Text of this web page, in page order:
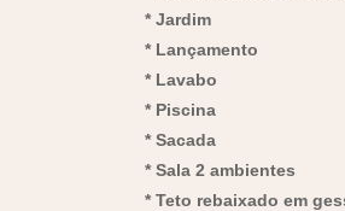
* Jardim
* Lançamento
* Lavabo
* Piscina
* Sacada
* Sala 2 ambientes
* Teto rebaixado em